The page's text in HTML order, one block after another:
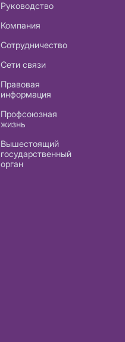
Руководство
Компания
Сотрудничество
Сети связи
Правовая
информация
Профсоюзная
жизнь
Вышестоящий
государственный
орган